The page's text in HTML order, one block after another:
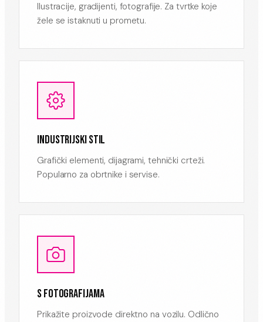
Ilustracije, gradijenti, fotografije. Za tvrtke koje
žele se istaknuti u prometu.
INDUSTRIJSKI STIL
Grafički elementi, dijagrami, tehnički crteži.
Popularno za obrtnike i servise.
S FOTOGRAFIJAMA
Prikažite proizvode direktno na vozilu. Odlično